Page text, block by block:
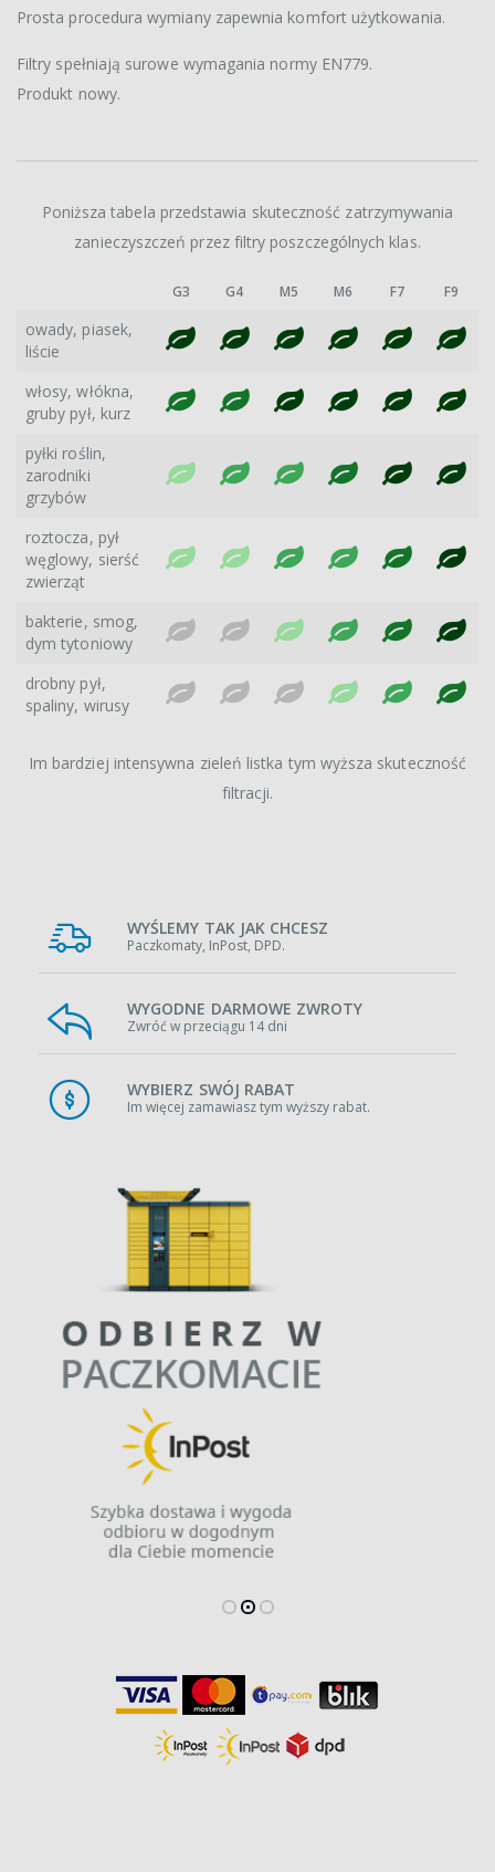
Prosta procedura wymiany zapewnia komfort użytkowania.
Filtry spełniają surowe wymagania normy EN779.
Produkt nowy.
Poniższa tabela przedstawia skuteczność zatrzymywania
zanieczyszczeń przez filtry poszczególnych klas.
G3 G4 M5 M6 F7 F9
owady, piasek,
liście
włosy, włókna,
gruby pył, kurz
pyłki roślin,
zarodniki
grzybów
roztocza, pył
węglowy, sierść
zwierząt
bakterie, smog,
dym tytoniowy
drobny pył,
spaliny, wirusy
Im bardziej intensywna zieleń listka tym wyższa skuteczność
filtracji.
WYŚLEMY TAK JAK CHCESZ
Paczkomaty, InPost, DPD.
WYGODNE DARMOWE ZWROTY
Zwróć w przeciągu 14 dni
WYBIERZ SWÓJ RABAT
Im więcej zamawiasz tym wyższy rabat.